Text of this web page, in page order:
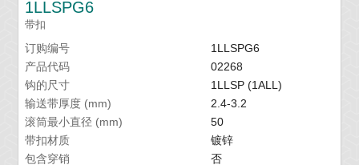
1LLSPG6
带扣
订购编号
1LLSPG6
产品代码
02268
钩的尺寸
1LLSP (1ALL)
输送带厚度 (mm)
2.4-3.2
滚筒最小直径 (mm)
50
带扣材质
镀锌
包含穿销
否